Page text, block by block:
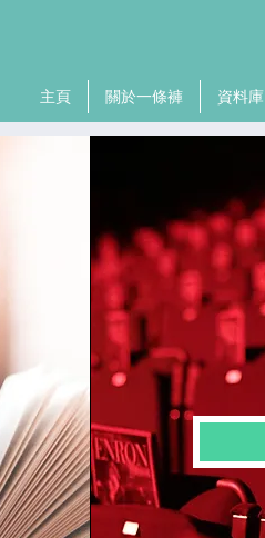
主頁 關於一條褲 資料庫